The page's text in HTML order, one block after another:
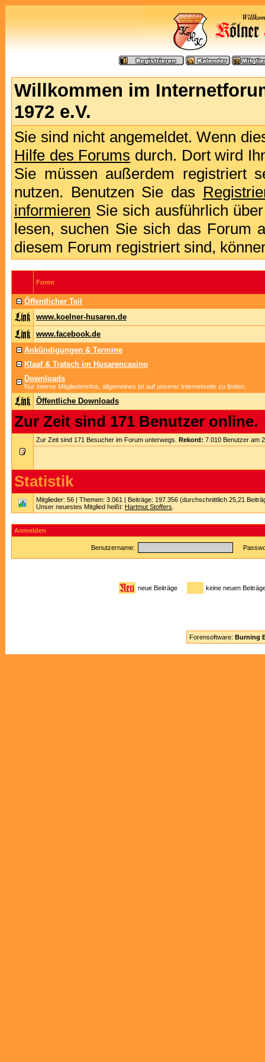
Willkommen im
1972 e.V.
Sie sind nicht angemeldet. Wenn
Hilfe des Forums durch. Dort wird
Sie müssen außerdem registriert
nutzen. Benutzen Sie das
informieren Sie sich ausführlich
lesen, suchen Sie sich das Forum
diesem Forum registriert sind,
Foren
Öffentlicher Teil
www.koelner-husaren.de
www.facebook.de
Ankündigungen & Termine
Klaaf & Tratsch im Husarencasino
Downloads
Nur interne Mitgliederinfos, allgemeines ist auf unserer Internetseite zu finden.
Öffentliche Downloads
Zur Zeit sind 171 Benutzer online.
Zur Zeit sind 171 Besucher im Forum unterwegs. Rekord: 7.010 Benutzer am
Statistik
Mitglieder: 56 | Themen: 3.061 | Beiträge: 197.356 (durchschnittlich 25,21
Unser neuestes Mitglied heißt: Hartmut Stoffers
Anmelden
Benutzername:
neue Beiträge keine neuen
Forensoftware: Burning